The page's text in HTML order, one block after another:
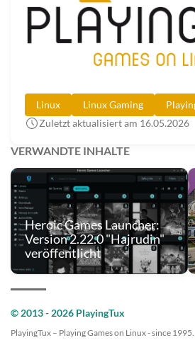
Linux Linux Gaming
Zuletzt aktualisiert am 16.05.2026
VERWANDTE INHALTE
Heroic Games Launcher:
Version 2.22.0 "Hajrudin"
veröffentlicht
© 2013 - 2026 PlayingTux
PlayingTux – Playing Games on Linux - since 1995.